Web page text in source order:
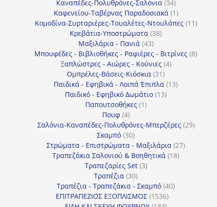
Καναπέδες-Πολυθρόνες-Σαλόνια 3434
προϊόντα
Καφενείου-Ταβέρνας Παραδοσιακά 11
προϊόν
Κομοδίνα-Συρταριέρες-Τουαλέτες-Ντουλάπες 1111
Κρεβάτια-Υποστρώματα 3838
Μαξιλάρια - Πανιά 4343
προϊόντα
Μπουφέδες - Βιβλιοθήκες - Ραφιέρες - Βιτρίνες 88
Ξαπλώστρες - Αιώρες - Κούνιες 44
Ομπρέλες-Βάσεις-Κιόσκια 3131
προϊόντα
Παιδικά - Εφηβικά - Λοιπά Έπιπλα 1313
Παιδικό - Εφηβικό Δωμάτιο 1313
Παπουτσοθήκες 11
Πουφ 44
προϊόντα
Σαλόνια-Καναπέδες-Πολυθρόνες-Μπερζέρες 2929
Σκαμπό 3030
προϊόντα
Στρώματα - Επιστρώματα - Μαξιλάρια 2727
Τραπεζάκια Σαλονιού & Βοηθητικά 1818
Τραπεζαρίες Set 33
Τραπέζια 3030
προϊόντα
Τραπέζια - Τραπεζάκια - Σκαμπό 4040
ΕΠΙΤΡΑΠΕΖΙΟΣ ΕΞΟΠΛΙΣΜΟΣ 15361536